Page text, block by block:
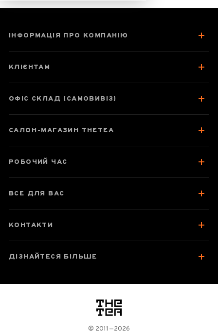
Банпень
ІНФОРМАЦІЯ ПРО КОМПАНІЮ
КЛІЄНТАМ
ОФІС СКЛАД (САМОВИВІЗ)
САЛОН-МАГАЗИН THETEA
РОБОЧИЙ ЧАС
ВСЕ ДЛЯ ВАС
КОНТАКТИ
ДІЗНАЙТЕСЯ БІЛЬШЕ
логотип
© 2011—2026